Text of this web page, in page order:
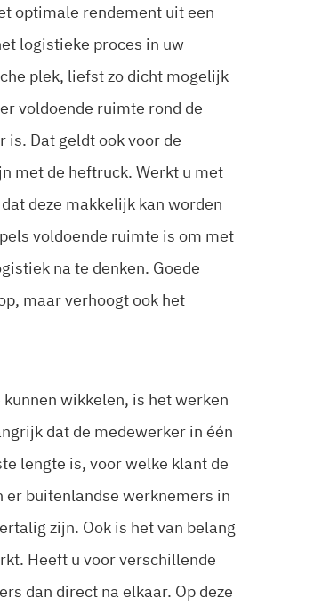
optimale rendement uit een
logistieke proces in uw
plek, liefst zo dicht mogelijk
voldoende ruimte rond de
is. Dat geldt ook voor de
met de heftruck. Werkt u met
deze makkelijk kan worden
voldoende ruimte is om met
na te denken. Goede
maar verhoogt ook het
wikkelen, is het werken
dat de medewerker in één
lengte is, voor welke klant de
er buitenlandse werknemers in
zijn. Ook is het van belang
Heeft u voor verschillende
dan direct na elkaar. Op deze